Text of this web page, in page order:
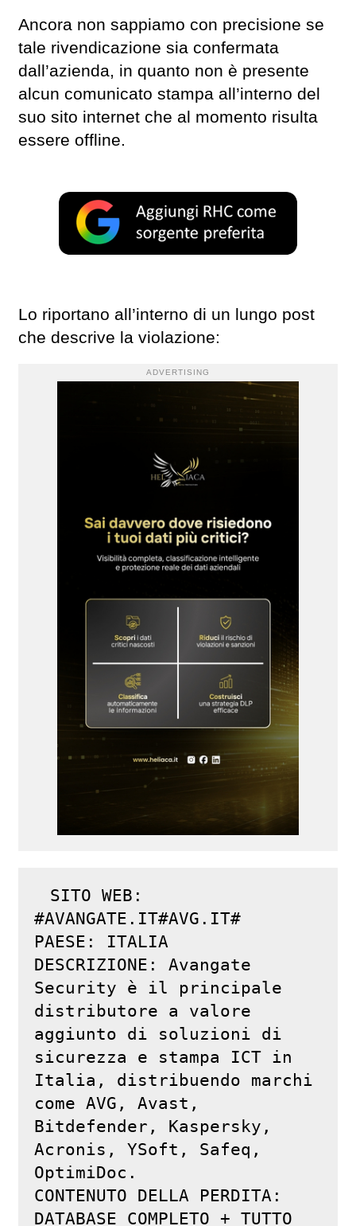
Ancora non sappiamo con precisione se
tale rivendicazione sia confermata
dall’azienda, in quanto non è presente
alcun comunicato stampa all’interno del
suo sito internet che al momento risulta
essere offline.
Lo riportano all’interno di un lungo post
che descrive la violazione:
ADVERTISING
SITO WEB:
#AVANGATE.IT#AVG.IT#
PAESE: ITALIA
DESCRIZIONE: Avangate
Security è il principale
distributore a valore
aggiunto di soluzioni di
sicurezza e stampa ICT in
Italia, distribuendo marchi
come AVG, Avast,
Bitdefender, Kaspersky,
Acronis, YSoft, Safeq,
OptimiDoc.
CONTENUTO DELLA PERDITA:
DATABASE COMPLETO + TUTTO